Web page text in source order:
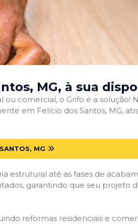
MG, à sua
comercial, o Grifo é a solução!
em Felício dos Santos, MG,
MG
estrutural até as fases de
garantindo que seu projeto
reformas residenciais e